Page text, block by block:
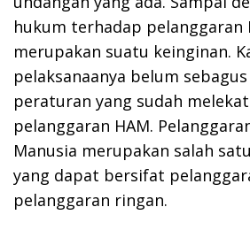
hukum terhadap pelanggaran
merupakan suatu keinginan.
pelaksanaanya belum
peraturan yang sudah
pelanggaran HAM.
Manusia merupakan salah
yang dapat bersifat
pelanggaran ringan.